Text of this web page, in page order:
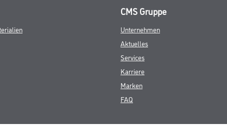
CMS Gruppe
Unternehmen
Aktuelles
Services
Karriere
Marken
FAQ